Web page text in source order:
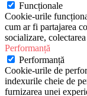
Funcționale
Cookie-urile
cum ar fi partajarea
socializare,
Performanță
Performanță
Cookie-urile de
indexurile cheie de
furnizarea unei